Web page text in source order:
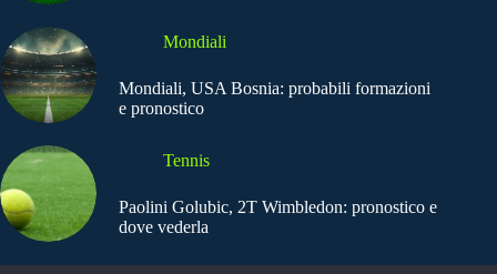
Mondiali
Mondiali, USA Bosnia: probabili formazioni
e pronostico
Tennis
Paolini Golubic, 2T Wimbledon: pronostico e
dove vederla